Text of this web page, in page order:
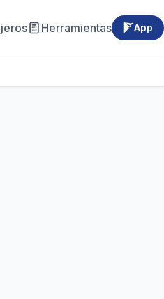
Herramientas App